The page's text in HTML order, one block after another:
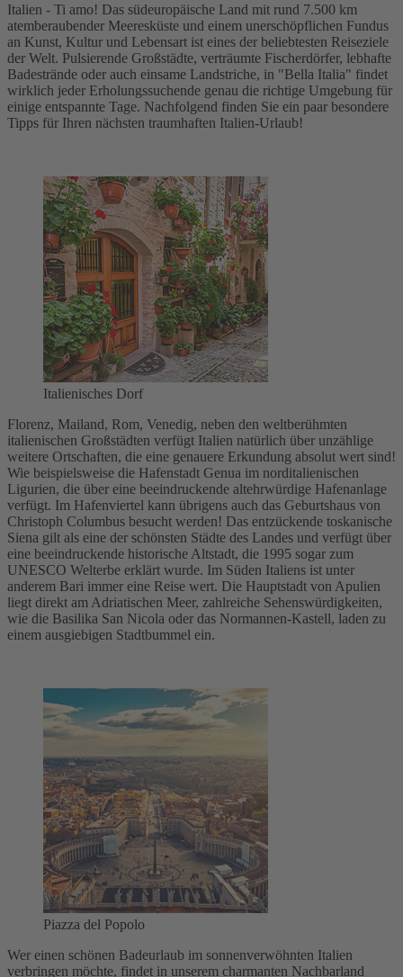
Italien - Ti amo! Das südeuropäische Land mit rund 7.500 km
atemberaubender Meeresküste und einem unerschöpflichen Fundus
an Kunst, Kultur und Lebensart ist eines der beliebtesten Reiseziele
der Welt. Pulsierende Großstädte, verträumte Fischerdörfer, lebhafte
Badestrände oder auch einsame Landstriche, in "Bella Italia" findet
wirklich jeder Erholungssuchende genau die richtige Umgebung für
einige entspannte Tage. Nachfolgend finden Sie ein paar besondere
Tipps für Ihren nächsten traumhaften Italien-Urlaub!
Italienisches Dorf
Florenz, Mailand, Rom, Venedig, neben den weltberühmten
italienischen Großstädten verfügt Italien natürlich über unzählige
weitere Ortschaften, die eine genauere Erkundung absolut wert sind!
Wie beispielsweise die Hafenstadt Genua im norditalienischen
Ligurien, die über eine beeindruckende altehrwürdige Hafenanlage
verfügt. Im Hafenviertel kann übrigens auch das Geburtshaus von
Christoph Columbus besucht werden! Das entzückende toskanische
Siena gilt als eine der schönsten Städte des Landes und verfügt über
eine beeindruckende historische Altstadt, die 1995 sogar zum
UNESCO Welterbe erklärt wurde. Im Süden Italiens ist unter
anderem Bari immer eine Reise wert. Die Hauptstadt von Apulien
liegt direkt am Adriatischen Meer, zahlreiche Sehenswürdigkeiten,
wie die Basilika San Nicola oder das Normannen-Kastell, laden zu
einem ausgiebigen Stadtbummel ein.
Piazza del Popolo
Wer einen schönen Badeurlaub im sonnenverwöhnten Italien
verbringen möchte, findet in unserem charmanten Nachbarland